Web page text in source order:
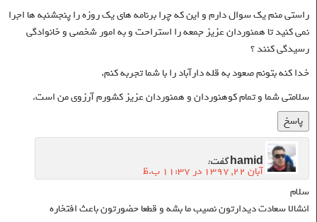
راستی منم‌ یک سوال دارم و این که چرا برنامه های یک روزه را پنجشنبه ها اجرا
نمی کنید تا همنوردان عزیز جمعه را استراحت و به امور شخصی و خانوادگی
رسیدگی کنند ؟
خدا کنه بتونم صعود به قله دارآباد را با شما تجربه کنم.
سلامتی شما و تمام کوهنوردان و همنوردان عزیز کشورم آرزوی من است.
پاسخ
hamidگفت:
آبان ۲۲, ۱۳۹۷ در ۱۱:۳۷ ب.ظ
سلام
انشالا سعادت دیدارتون نصیب ما بشه و قطعا حضورتون باعث افتخاره